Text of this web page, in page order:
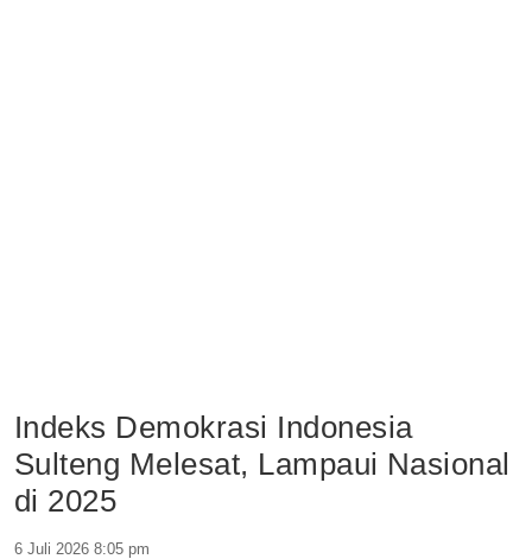
Indeks Demokrasi Indonesia
Sulteng Melesat, Lampaui Nasional
di 2025
6 Juli 2026 8:05 pm